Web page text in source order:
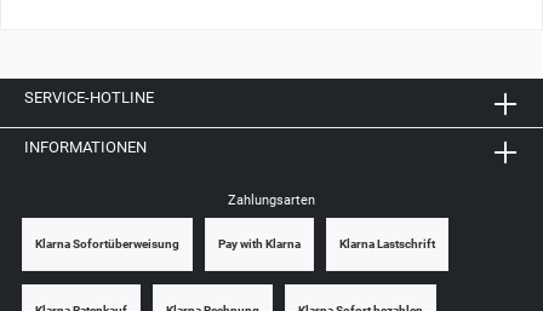
SERVICE-HOTLINE
INFORMATIONEN
Zahlungsarten
Klarna Sofortüberweisung Pay with Klarna Klarna Lastschrift